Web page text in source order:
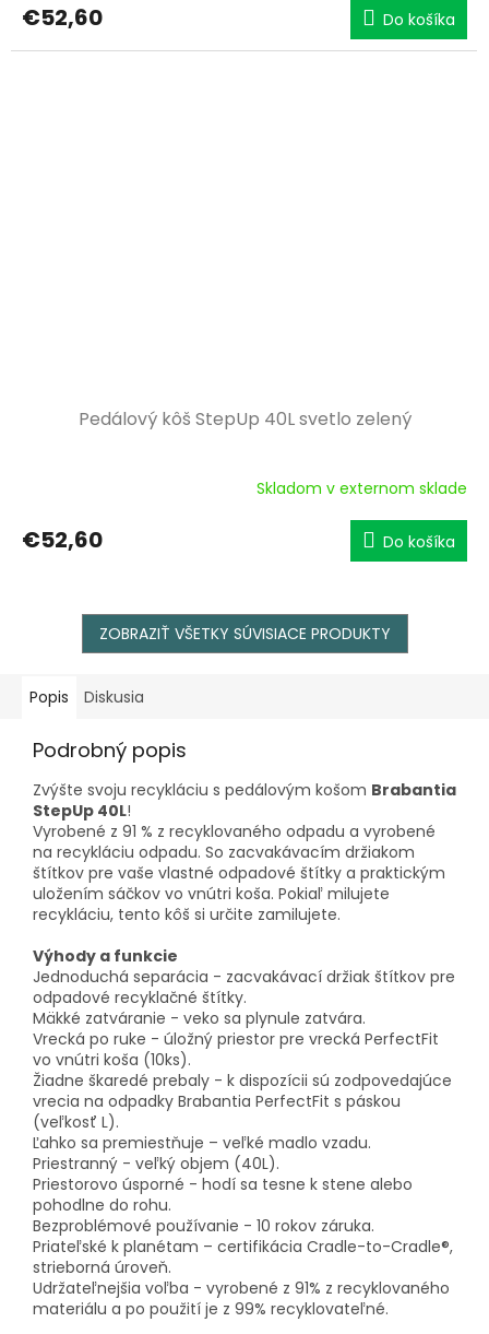
€52,60 Do košíka
Pedálový kôš StepUp 40L svetlo zelený
Skladom v externom sklade
€52,60 Do košíka
ZOBRAZIŤ VŠETKY SÚVISIACE PRODUKTY
Popis Diskusia
Podrobný popis
Zvýšte svoju recykláciu s pedálovým košom Brabantia
StepUp 40L!
Vyrobené z 91 % z recyklovaného odpadu a vyrobené
na recykláciu odpadu. So zacvakávacím držiakom
štítkov pre vaše vlastné odpadové štítky a praktickým
uložením sáčkov vo vnútri koša. Pokiaľ milujete
recykláciu, tento kôš si určite zamilujete.
Výhody a funkcie
Jednoduchá separácia - zacvakávací držiak štítkov pre
odpadové recyklačné štítky.
Mäkké zatváranie - veko sa plynule zatvára.
Vrecká po ruke - úložný priestor pre vrecká PerfectFit
vo vnútri koša (10ks).
Žiadne škaredé prebaly - k dispozícii sú zodpovedajúce
vrecia na odpadky Brabantia PerfectFit s páskou
(veľkosť L).
Ľahko sa premiestňuje – veľké madlo vzadu.
Priestranný - veľký objem (40L).
Priestorovo úsporné - hodí sa tesne k stene alebo
pohodlne do rohu.
Bezproblémové používanie - 10 rokov záruka.
Priateľské k planétam – certifikácia Cradle-to-Cradle®,
strieborná úroveň.
Udržateľnejšia voľba - vyrobené z 91% z recyklovaného
materiálu a po použití je z 99% recyklovateľné.